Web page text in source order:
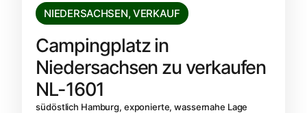
NIEDERSACHSEN, VERKAUF
Campingplatz in
Niedersachsen zu verkaufen
NL-1601
südöstlich Hamburg, exponierte, wassernahe Lage